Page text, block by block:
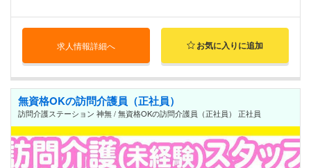
求人情報詳細へ お気に入りに追加
無資格OKの訪問介護員（正社員）
訪問介護ステーション 神無 / 無資格OKの訪問介護員（正社員） 正社員